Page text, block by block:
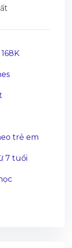
trẻ em
7 tuổi